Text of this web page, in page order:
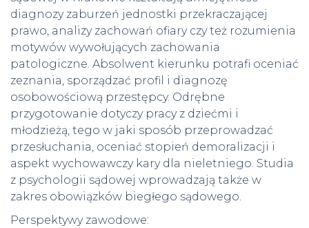
diagnozy zaburzeń jednostki przekraczającej
prawo, analizy zachowań ofiary czy też rozumienia
motywów wywołujących zachowania
patologiczne. Absolwent kierunku potrafi oceniać
zeznania, sporządzać profil i diagnozę
osobowościową przestępcy. Odrębne
przygotowanie dotyczy pracy z dziećmi i
młodzieżą, tego w jaki sposób przeprowadzać
przesłuchania, oceniać stopień demoralizacji i
aspekt wychowawczy kary dla nieletniego. Studia
z psychologii sądowej wprowadzają także w
zakres obowiązków biegłego sądowego.
Perspektywy zawodowe: